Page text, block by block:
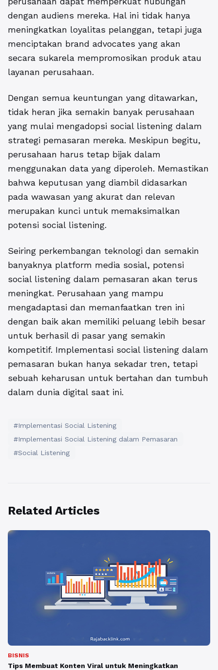
dengan audiens mereka. Hal ini tidak hanya
meningkatkan loyalitas pelanggan, tetapi juga
menciptakan brand advocates yang akan
secara sukarela mempromosikan produk atau
layanan perusahaan.
Dengan semua keuntungan yang ditawarkan,
tidak heran jika semakin banyak perusahaan
yang mulai mengadopsi social listening dalam
strategi pemasaran mereka. Meskipun begitu,
perusahaan harus tetap bijak dalam
menggunakan data yang diperoleh. Memastikan
bahwa keputusan yang diambil didasarkan
pada wawasan yang akurat dan relevan
merupakan kunci untuk memaksimalkan
potensi social listening.
Seiring perkembangan teknologi dan semakin
banyaknya platform media sosial, potensi
social listening dalam pemasaran akan terus
meningkat. Perusahaan yang mampu
mengadaptasi dan memanfaatkan tren ini
dengan baik akan memiliki peluang lebih besar
untuk berhasil di pasar yang semakin
kompetitif. Implementasi social listening dalam
pemasaran bukan hanya sekadar tren, tetapi
sebuah keharusan untuk bertahan dan tumbuh
dalam dunia digital saat ini.
#Implementasi Social Listening
#Implementasi Social Listening dalam Pemasaran
#Social Listening
Related Articles
BISNIS
Tips Membuat Konten Viral untuk Meningkatkan